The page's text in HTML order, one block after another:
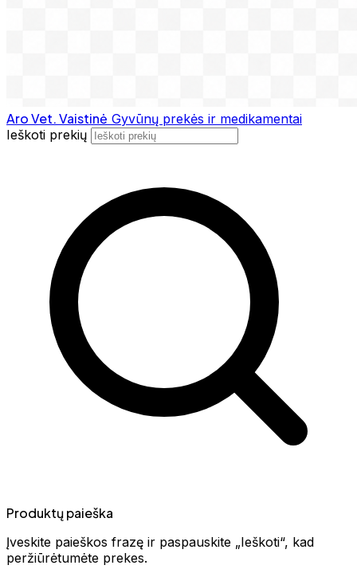
Aro Vet. Vaistinė Gyvūnų prekės ir medikamentai
Ieškoti prekių
Produktų paieška
Įveskite paieškos frazę ir paspauskite „Ieškoti“, kad
peržiūrėtumėte prekes.